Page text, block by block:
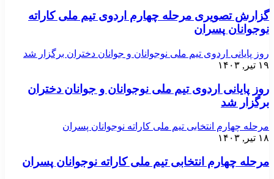
گزارش تصویری مرحله چهارم اردوی تیم ملی کاراته
نوجوانان پسران
روز پایانی اردوی تیم ملی نوجوانان و جوانان دختران برگزار شد
۱۹ تیر, ۱۴۰۳
روز پایانی اردوی تیم ملی نوجوانان و جوانان دختران
برگزار شد
مرحله چهارم انتخابی تیم ملی کاراته نوجوانان پسران
۱۸ تیر, ۱۴۰۳
مرحله چهارم انتخابی تیم ملی کاراته نوجوانان پسران